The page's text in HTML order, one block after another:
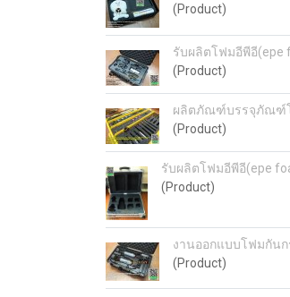
(Product)
รับผลิตโฟมอีพีอี(epe
(Product)
ผลิตภัณฑ์บรรจุภัณฑ์
(Product)
รับผลิตโฟมอีพีอี(epe
(Product)
งานออกแบบโฟมกัน
(Product)